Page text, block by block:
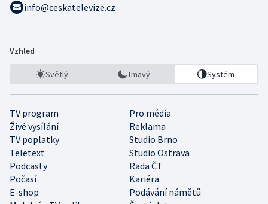
info@ceskatelevize.cz
Vzhled
Světlý Tmavý Systém
TV program
Pro média
Živé vysílání
Reklama
TV poplatky
Studio Brno
Teletext
Studio Ostrava
Podcasty
Rada ČT
Počasí
Kariéra
E-shop
Podávání námětů